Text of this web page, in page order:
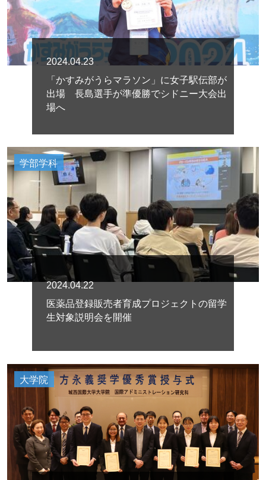
2024.04.23
「かすみがうらマラソン」に女子駅伝部が
出場 長島選手が準優勝でシドニー大会出
場へ
学部学科
2024.04.22
医薬品登録販売者育成プロジェクトの留学
生対象説明会を開催
大学院